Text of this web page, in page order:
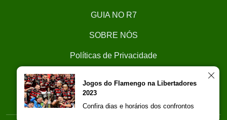
GUIA NO R7
SOBRE NÓS
Políticas de Privacidade
Trabalhe Conosco
Jogos do Flamengo na Libertadores
2023
Confira dias e horários dos confrontos